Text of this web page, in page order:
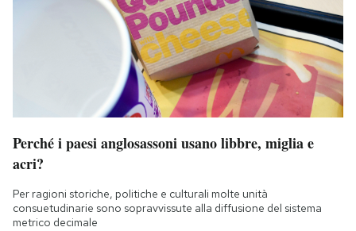
Perché i paesi anglosassoni usano libbre, miglia e
acri?
Per ragioni storiche, politiche e culturali molte unità
consuetudinarie sono sopravvissute alla diffusione del sistema
metrico decimale